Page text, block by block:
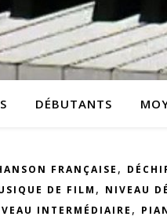
DÉBUTANTS
FRANÇAISE ,
DE FILM , NIVEAU
INTERMÉDIAIRE ,